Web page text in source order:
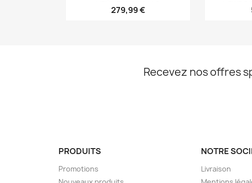
279,99 €
Recevez nos offres
PRODUITS
Promotions
NOTRE
Livraison